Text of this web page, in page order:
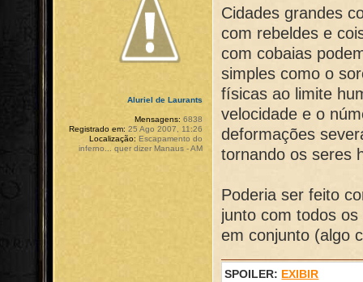
Cidades grandes
com rebeldes e
com cobaias
simples como o
físicas ao limite
velocidade e o
deformações
tornando os seres
Poderia ser feito
junto com todos
em conjunto (algo
SPOILER: EXIBIR
Aluriel de Laurants
Mensagens: 6838
Registrado em: 25 Ago 2007, 11:26
Localização: Escapamento do
inferno... quer dizer Manaus - AM